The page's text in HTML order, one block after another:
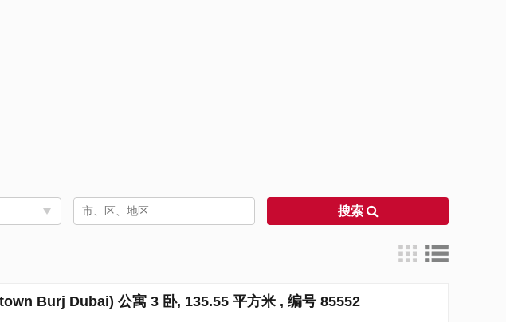
搜索
Burj Dubai) 公寓 3 卧, 135.55 平方米 , 编号 85552